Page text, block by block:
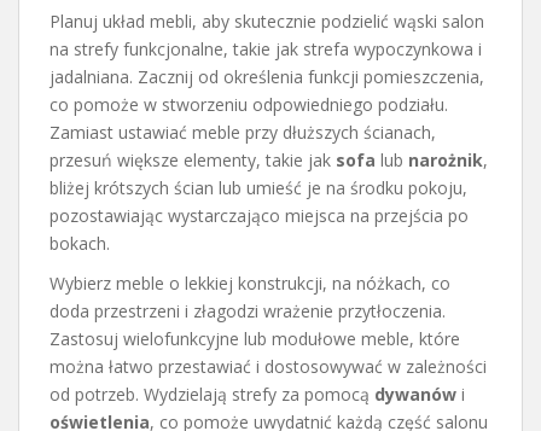
Planuj układ mebli, aby skutecznie podzielić wąski salon
na strefy funkcjonalne, takie jak strefa wypoczynkowa i
jadalniana. Zacznij od określenia funkcji pomieszczenia,
co pomoże w stworzeniu odpowiedniego podziału.
Zamiast ustawiać meble przy dłuższych ścianach,
przesuń większe elementy, takie jak sofa lub narożnik,
bliżej krótszych ścian lub umieść je na środku pokoju,
pozostawiając wystarczająco miejsca na przejścia po
bokach.
Wybierz meble o lekkiej konstrukcji, na nóżkach, co
doda przestrzeni i złagodzi wrażenie przytłoczenia.
Zastosuj wielofunkcyjne lub modułowe meble, które
można łatwo przestawiać i dostosowywać w zależności
od potrzeb. Wydzielają strefy za pomocą dywanów i
oświetlenia, co pomoże uwydatnić każdą część salonu